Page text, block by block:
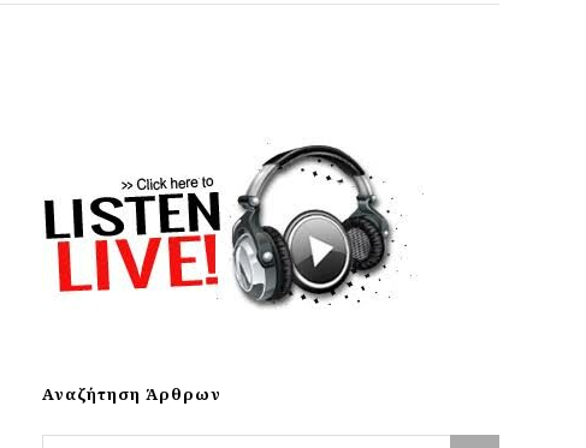
Αναζήτηση Άρθρων